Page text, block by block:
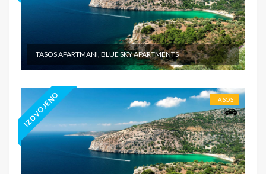
TASOS APARTMANI, BLUE SKY APARTMENTS
IZDVOJENO TASOS